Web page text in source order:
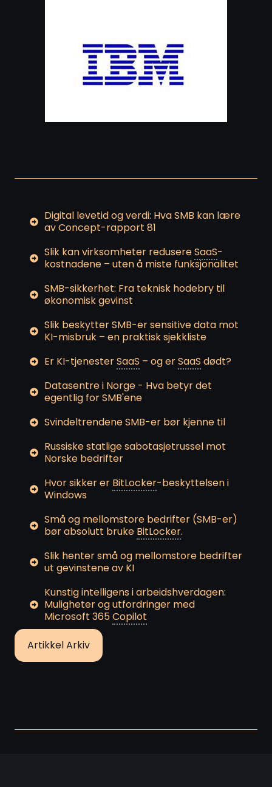
Digital levetid og verdi: Hva SMB kan lære
av Concept-rapport 81
Slik kan virksomheter redusereSaaS-
kostnadene – uten å miste funksjonalitet
SMB-sikkerhet: Fra teknisk hodebry til
økonomisk gevinst
Slik beskytter SMB-er sensitive data mot
KI-misbruk – en praktisk sjekkliste
Er KI-tjenesterSaaS – og erSaaS dødt?
Datasentre i Norge - Hva betyr det
egentlig for SMB'ene
Svindeltrendene SMB-er bør kjenne til
Russiske statlige sabotasjetrussel mot
Norske bedrifter
Hvor sikker er BitLocker-beskyttelsen i
Windows
Små og mellomstore bedrifter (SMB-er)
bør absolutt bruke BitLocker.
Slik henter små og mellomstore bedrifter
ut gevinstene av KI
Kunstig intelligens i arbeidshverdagen:
Muligheter og utfordringer med
Microsoft 365Copilot
Artikkel Arkiv